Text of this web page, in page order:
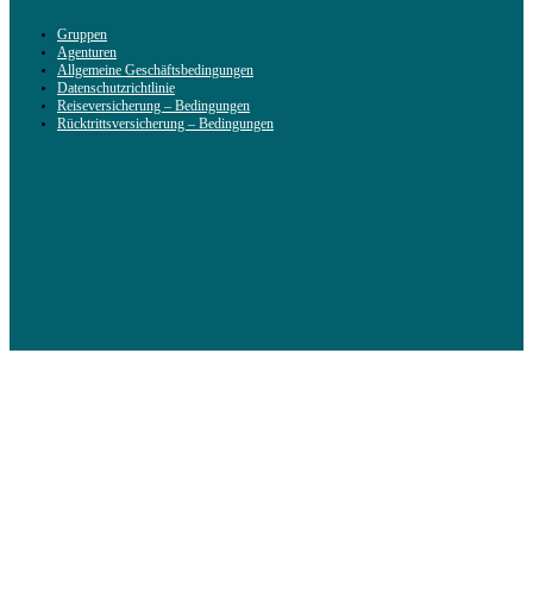
Gruppen
Agenturen
Allgemeine Geschäftsbedingungen
Datenschutzrichtlinie
Reiseversicherung – Bedingungen
Rücktrittsversicherung – Bedingungen